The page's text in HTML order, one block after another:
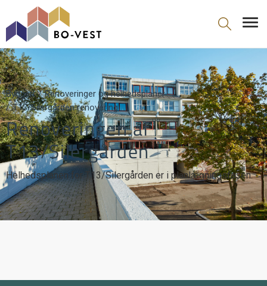
gå til indhold
Byggeri
Renoveringer og helhedsplaner
T13/Silergården renovering
Renoveringen af
T13/Silergården
Helhedsplanen for T13/Silergården er i planlægningsfasen.